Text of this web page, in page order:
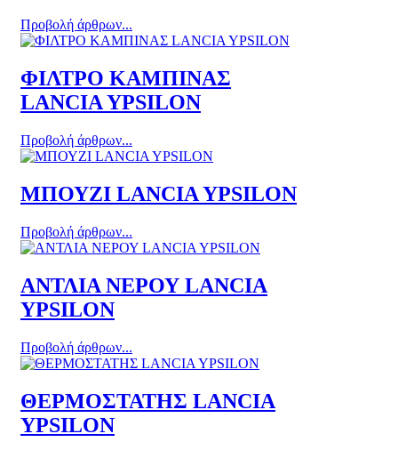
Προβολή άρθρων...
ΦΙΛΤΡΟ ΚΑΜΠΙΝΑΣ
LANCIA YPSILON
Προβολή άρθρων...
ΜΠΟΥΖΙ LANCIA YPSILON
Προβολή άρθρων...
ΑΝΤΛΙΑ ΝΕΡΟΥ LANCIA
YPSILON
Προβολή άρθρων...
ΘΕΡΜΟΣΤΑΤΗΣ LANCIA
YPSILON